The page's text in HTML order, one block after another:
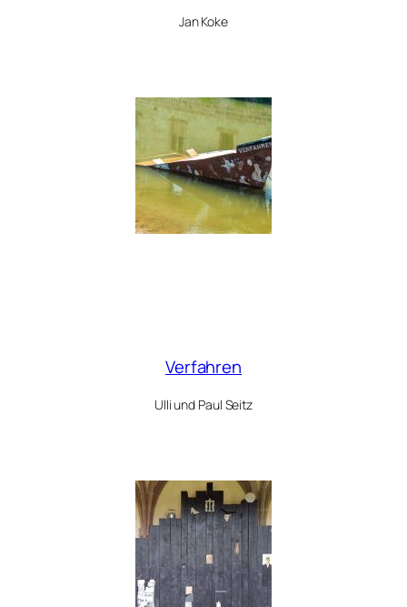
Jan Koke
Verfahren
Ulli und Paul Seitz